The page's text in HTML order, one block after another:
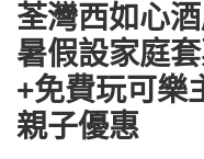
荃灣西如心
暑假設家庭
+免費玩可樂
親子優惠